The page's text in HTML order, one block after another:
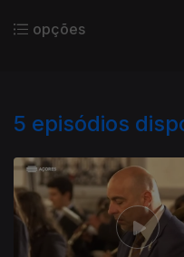
opções
5 episódios